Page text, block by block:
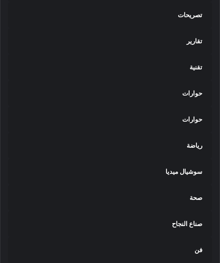
تصريحات
تقارير
تقنية
حوارات
حوارات
رياضة
سوشيال ميديا
صحة
صناع النجاح
فن